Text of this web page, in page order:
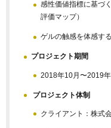
感性価値指標に基づ
評価マップ）
ゲルの触感を体感す
プロジェクト期間
2018年10月〜2019
プロジェクト体制
クライアント：株式